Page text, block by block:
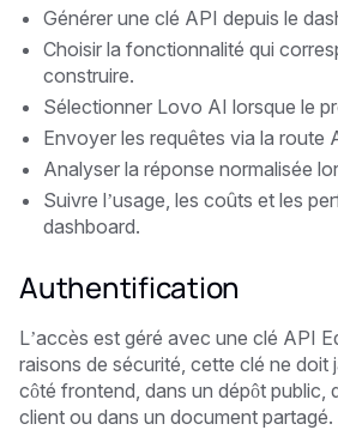
Générer une clé API depuis le
Choisir la fonctionnalité qui
construire.
Sélectionner Lovo AI lorsque le
Envoyer les requêtes via la route
Analyser la réponse normalisée
Suivre l’usage, les coûts et les
dashboard.
Authentification
L’accès est géré avec une clé API
raisons de sécurité, cette clé ne doit
côté frontend, dans un dépôt public,
client ou dans un document